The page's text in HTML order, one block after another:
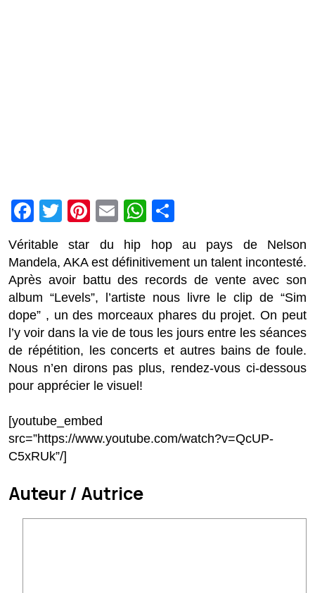
Facebook
Twitter
Pinterest
EmailWhatsApp
Véritable star du hip hop au pays de Nelson
Mandela, AKA est définitivement un talent incontesté.
Après avoir battu des records de vente avec son
album “Levels”, l’artiste nous livre le clip de “Sim
dope” , un des morceaux phares du projet. On peut
l’y voir dans la vie de tous les jours entre les séances
de répétition, les concerts et autres bains de foule.
Nous n’en dirons pas plus, rendez-vous ci-dessous
pour apprécier le visuel!
[youtube_embed
src=”https://www.youtube.com/watch?v=QcUP-
C5xRUk”/]
Auteur / Autrice